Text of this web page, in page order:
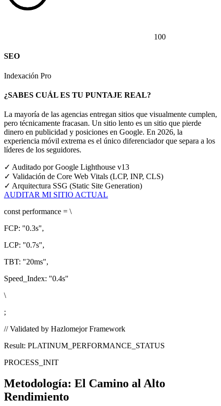
100
SEO
Indexación Pro
¿SABES CUÁL ES TU PUNTAJE REAL?
La mayoría de las agencias entregan sitios que visualmente cumplen,
pero técnicamente fracasan. Un sitio lento es un sitio que pierde
dinero en publicidad y posiciones en Google. En 2026, la
experiencia móvil extrema es el único diferenciador que separa a los
líderes de los seguidores.
✓ Auditado por Google Lighthouse v13
✓ Validación de Core Web Vitals (LCP, INP, CLS)
✓ Arquitectura SSG (Static Site Generation)
AUDITAR MI SITIO ACTUAL
const performance = \
FCP: "0.3s",
LCP: "0.7s",
TBT: "20ms",
Speed_Index: "0.4s"
\
;
// Validated by Hazlomejor Framework
Result: PLATINUM_PERFORMANCE_STATUS
PROCESS_INIT
Metodología: El Camino al Alto
Rendimiento